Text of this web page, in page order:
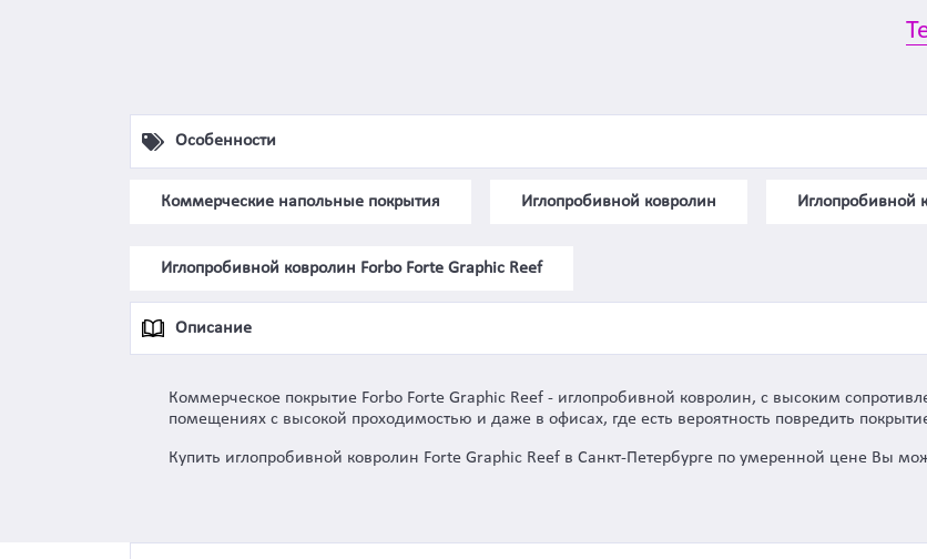
Особенности
Коммерческие напольные покрытия Иглопробивной ковролин Иглопробивной
Иглопробивной ковролин Forbo Forte Graphic Reef
Описание
Коммерческое покрытие Forbo Forte Graphic Reef - иглопробивной ковролин, с высоким
помещениях с высокой проходимостью и даже в офисах, где есть вероятность повредить
Купить иглопробивной ковролин Forte Graphic Reef в Санкт-Петербурге по умеренной цене Вы